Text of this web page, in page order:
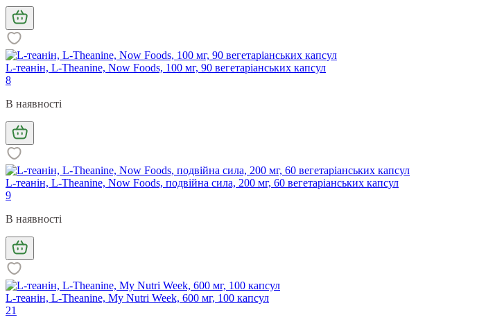
L-теанін, L-Theanine, Now Foods, 100 мг, 90 вегетаріанських капсул
8
В наявності
L-теанін, L-Theanine, Now Foods, подвійна сила, 200 мг, 60 вегетаріанських капсул
9
В наявності
L-теанін, L-Theanine, My Nutri Week, 600 мг, 100 капсул
21